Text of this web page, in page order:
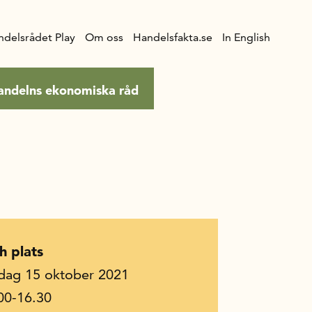
ekonomiska råd
Play Om oss Handelsfakta.se In English
plats
15 oktober 2021
16.30